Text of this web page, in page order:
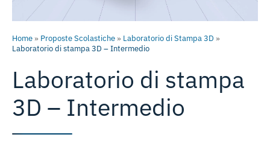
Home» Proposte Scolastiche» Laboratorio di Stampa 3D »
Laboratorio di stampa 3D – Intermedio
Laboratorio di stampa
3D – Intermedio